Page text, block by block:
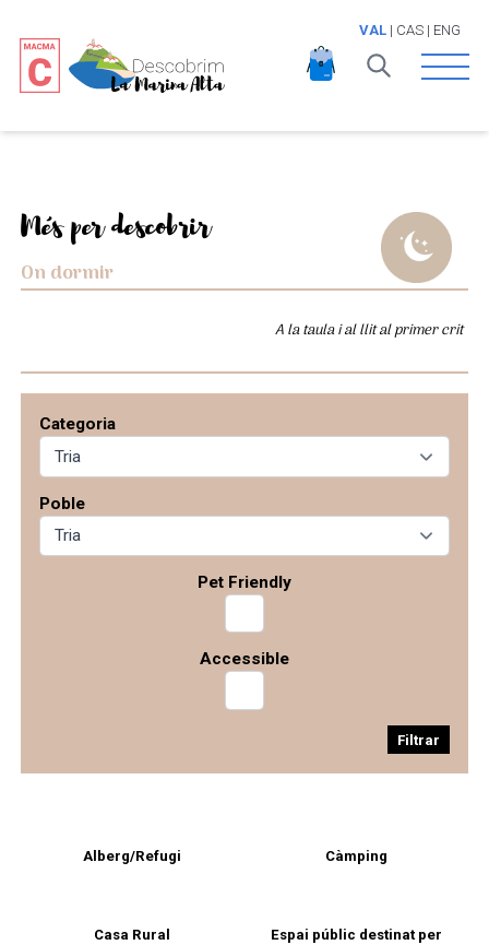
VAL| CAS| ENG
Open
Més per descobrir
On dormir
A la taula i al llit al primer crit
Categoria
Poble
Pet Friendly
Accessible
Filtrar
Alberg/Refugi Càmping
Casa Rural
Espai públic destinat per